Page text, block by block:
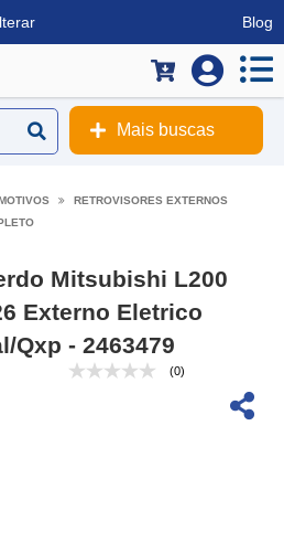
Blog
Mais buscas
RETROVISORES EXTERNOS
Mitsubishi L200
Externo Eletrico
Qxp - 2463479
(0)